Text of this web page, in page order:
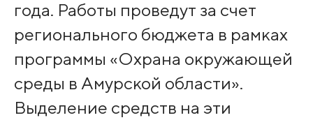
года. Работы проведут за счет
регионального бюджета в рамках
программы «Охрана окружающей
среды в Амурской области».
Выделение средств на эти